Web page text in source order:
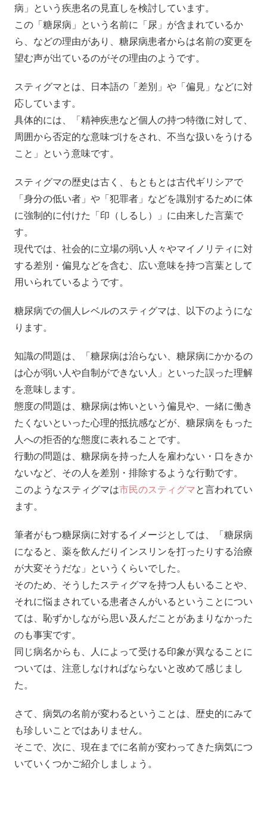
病」という疾患名の見直しを検討しています。
この「糖尿病」という名前に「尿」が含まれているか
ら、などの理由があり、糖尿病患者からは名前の変更を
望む声が出ているのがその理由のようです。
スティグマとは、日本語の「差別」や「偏見」などに対
応しています。
具体的には、「精神疾患など個人の持つ特徴に対して、
周囲から否定的な意味づけをされ、不当な扱いをうける
こと」という意味です。
スティグマの歴史は古く、もともとは古代ギリシアで
「身分の低い者」や「犯罪者」などを識別するために体
に強制的に付けた「印（しるし）」に由来した言葉で
す。
現代では、社会的に立場の弱い人々やマイノリティに対
する差別・偏見などを含む、広い意味を持つ言葉として
用いられているようです。
糖尿病での個人レベルのスティグマは、以下のようにな
ります。
知識の問題は、「糖尿病は治らない、糖尿病にかかるの
は心が弱い人や自制ができない人」といった誤った理解
を意味します。
態度の問題は、糖尿病は怖いという偏見や、一緒に働き
たくないといった心理的抵抗感などが、糖尿病をもった
人への拒否的な態度に表れることです。
行動の問題は、糖尿病を持った人を雇わない・口をきか
ないなど、その人を差別・排除するような行動です。
このようなスティグマは市民のスティグマと言われてい
ます。
筆者がもつ糖尿病に対するイメージとしては、「糖尿病
になると、薬を飲んだりインスリンを打ったりする治療
が大変そうだな」というくらいでした。
そのため、そうしたスティグマを持つ人もいることや、
それに悩まされている患者さんがいるということについ
ては、恥ずかしながら思い及んだことがあまりなかった
のも事実です。
同じ病名からも、人によって受ける印象が異なることに
ついては、注意しなければならないと改めて感じまし
た。
さて、病気の名前が変わるということは、歴史的にみて
も珍しいことではありません。
そこで、次に、現在までに名前が変わってきた病気につ
いていくつかご紹介しましょう。